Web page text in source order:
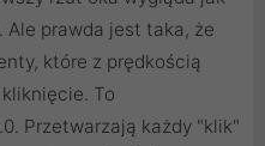
Ale prawda jest taka, że
które z prędkością
To
Przetwarzają każdy "klik"